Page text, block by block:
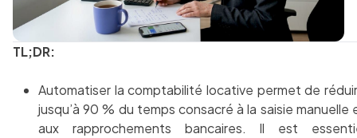
TL;DR:
Automatiser la comptabilité locative permet de
jusqu’à 90 % du temps consacré à la saisie manuelle
aux rapprochements bancaires. Il est